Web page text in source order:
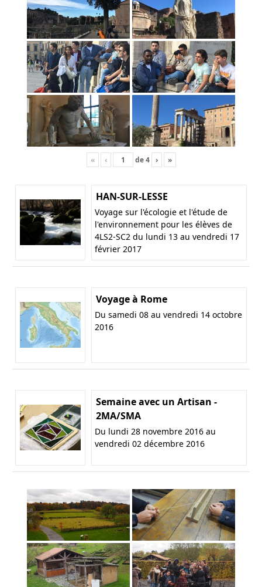
« ‹ de4 › »
HAN-SUR-LESSE
Voyage sur l'écologie et l'étude de
l'environnement pour les élèves de
4LS2-SC2 du lundi 13 au vendredi 17
février 2017
Voyage à Rome
Du samedi 08 au vendredi 14 octobre
2016
Semaine avec un Artisan -
2MA/SMA
Du lundi 28 novembre 2016 au
vendredi 02 décembre 2016